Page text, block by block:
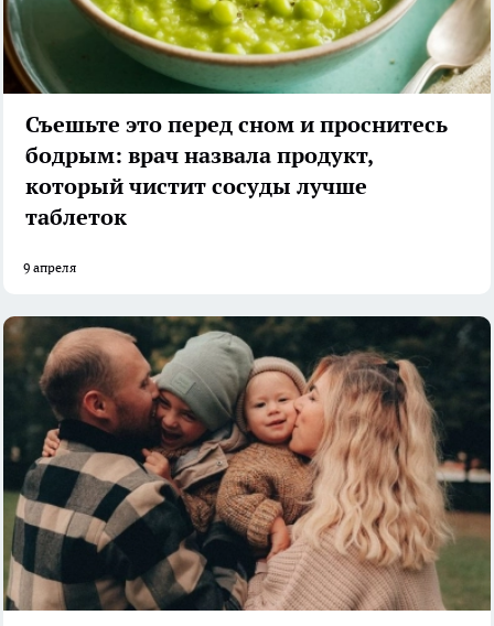
Съешьте это перед сном и проснитесь
бодрым: врач назвала продукт,
который чистит сосуды лучше
таблеток
9 апреля